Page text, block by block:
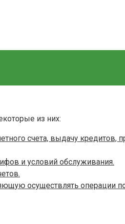
из них:
счета, выдачу кредитов,
и условий обслуживания.
осуществлять операции